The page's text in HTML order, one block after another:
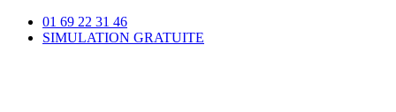
01 69 22 31 46
SIMULATION GRATUITE